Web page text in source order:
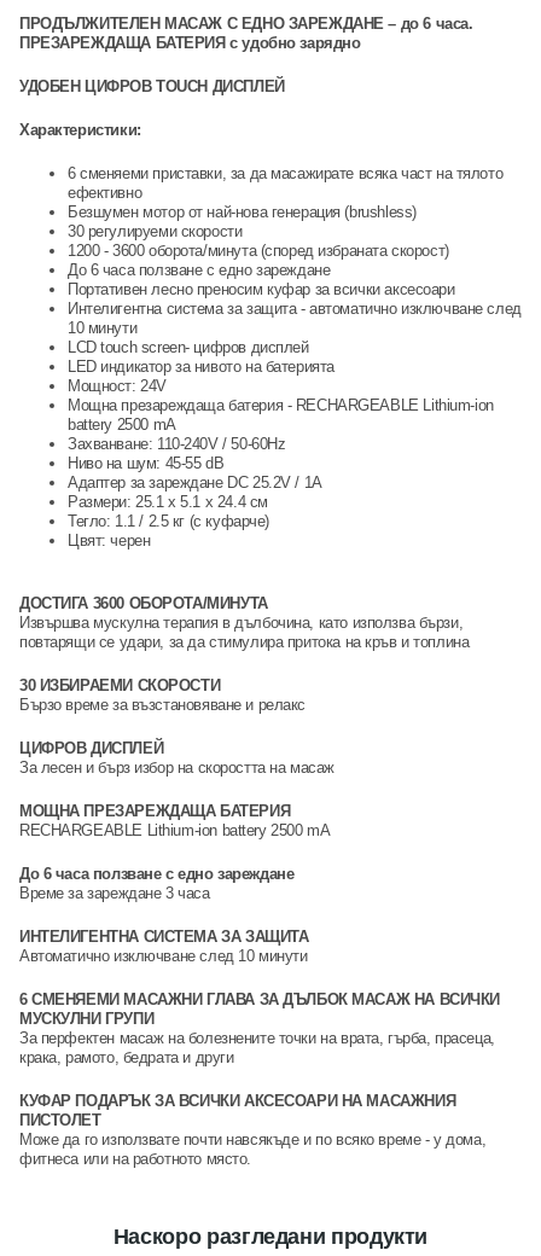
ПРОДЪЛЖИТЕЛЕН МАСАЖ С ЕДНО ЗАРЕЖДАНЕ – до 6 часа.
ПРЕЗАРЕЖДАЩА БАТЕРИЯ с удобно зарядно
УДОБЕН ЦИФРОВ TOUCH ДИСПЛЕЙ
Характеристики:
6 сменяеми приставки, за да масажирате всяка част на тялото
ефективно
Безшумен мотор от най-нова генерация (brushless)
30 регулируеми скорости
1200 - 3600 оборота/минута (според избраната скорост)
До 6 часа ползване с едно зареждане
Портативен лесно преносим куфар за всички аксесоари
Интелигентна система за защита - автоматично изключване след
10 минути
LCD touch screen- цифров дисплей
LED индикатор за нивото на батерията
Мощност: 24V
Мощна презареждаща батерия - RECHARGEABLE Lithium-ion
battery 2500 mA
Захванване: 110-240V / 50-60Hz
Ниво на шум: 45-55 dB
Адаптер за зареждане DC 25.2V / 1A
Размери: 25.1 х 5.1 х 24.4 см
Тегло: 1.1 / 2.5 кг (с куфарче)
Цвят: черен
ДОСТИГА 3600 ОБОРОТА/МИНУТА
Извършва мускулна терапия в дълбочина, като използва бързи,
повтарящи се удари, за да стимулира притока на кръв и топлина
30 ИЗБИРАЕМИ СКОРОСТИ
Бързо време за възстановяване и релакс
ЦИФРОВ ДИСПЛЕЙ
За лесен и бърз избор на скоростта на масаж
МОЩНА ПРЕЗАРЕЖДАЩА БАТЕРИЯ
RECHARGEABLE Lithium-ion battery 2500 mA
До 6 часа ползване с едно зареждане
Време за зареждане 3 часа
ИНТЕЛИГЕНТНА СИСТЕМА ЗА ЗАЩИТА
Автоматично изключване след 10 минути
6 СМЕНЯЕМИ МАСАЖНИ ГЛАВА ЗА ДЪЛБОК МАСАЖ НА ВСИЧКИ
МУСКУЛНИ ГРУПИ
За перфектен масаж на болезнените точки на врата, гърба, прасеца,
крака, рамото, бедрата и други
КУФАР ПОДАРЪК ЗА ВСИЧКИ АКСЕСОАРИ НА МАСАЖНИЯ
ПИСТОЛЕТ
Може да го използвате почти навсякъде и по всяко време - у дома,
фитнеса или на работното място.
Наскоро разгледани продукти